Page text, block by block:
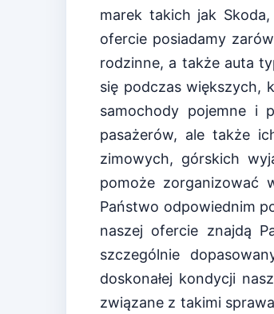
marek takich jak
ofercie posiadamy
rodzinne, a także auta
się podczas większych,
samochody pojemne i
pasażerów, ale także
zimowych, górskich
pomoże zorganizować
Państwo odpowiednim
naszej ofercie znajdą
szczególnie
doskonałej kondycji
związane z takimi